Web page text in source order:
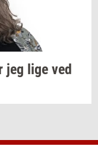
jeg lige ved